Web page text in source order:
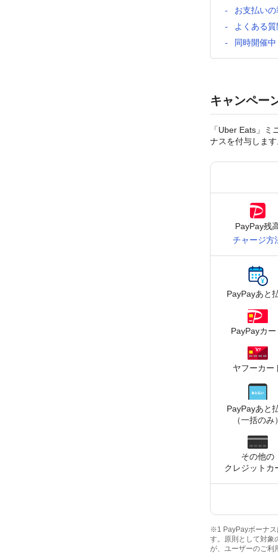
お支払い
よくある質
同時開催中
キャンペー
「Uber Eats」
ナスを付与しま
PayPay残
チャージ方
PayPayあと
PayPayカー
ヤフーカー
PayPayあと
（一括のみ）
その他の
クレジットカ
※1 PayPayボーナス
す。原則として対象
が、ユーザーのご利